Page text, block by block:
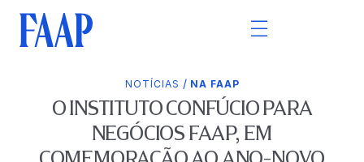
NOTÍCIAS / NA FAAP
O INSTITUTO CONFÚCIO PARA
NEGÓCIOS FAAP, EM